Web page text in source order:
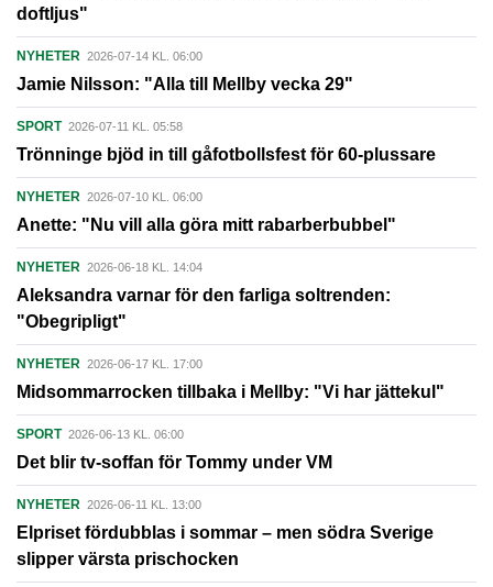
doftljus"
NYHETER 2026-07-14 KL. 06:00
Jamie Nilsson: "Alla till Mellby vecka 29"
SPORT 2026-07-11 KL. 05:58
Trönninge bjöd in till gåfotbollsfest för 60-plussare
NYHETER 2026-07-10 KL. 06:00
Anette: "Nu vill alla göra mitt rabarberbubbel"
NYHETER 2026-06-18 KL. 14:04
Aleksandra varnar för den farliga soltrenden:
"Obegripligt"
NYHETER 2026-06-17 KL. 17:00
Midsommarrocken tillbaka i Mellby: "Vi har jättekul"
SPORT 2026-06-13 KL. 06:00
Det blir tv-soffan för Tommy under VM
NYHETER 2026-06-11 KL. 13:00
Elpriset fördubblas i sommar – men södra Sverige
slipper värsta prischocken